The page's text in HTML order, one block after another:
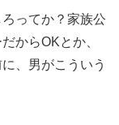
ってか？家族公
からOKとか、
、男がこういう